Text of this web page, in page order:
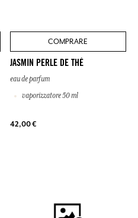
COMPRARE
JASMIN PERLE DE THÉ
eau de parfum
vaporizzatore 50 ml
42,00 €